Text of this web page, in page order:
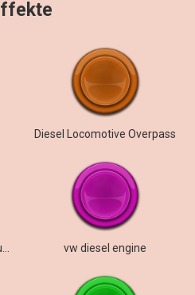
Diesel Locomotive Overpass
vw diesel engine